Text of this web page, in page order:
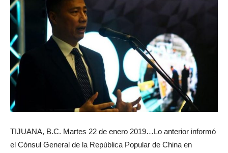
TIJUANA, B.C. Martes 22 de enero 2019…Lo anterior informó
el Cónsul General de la República Popular de China en